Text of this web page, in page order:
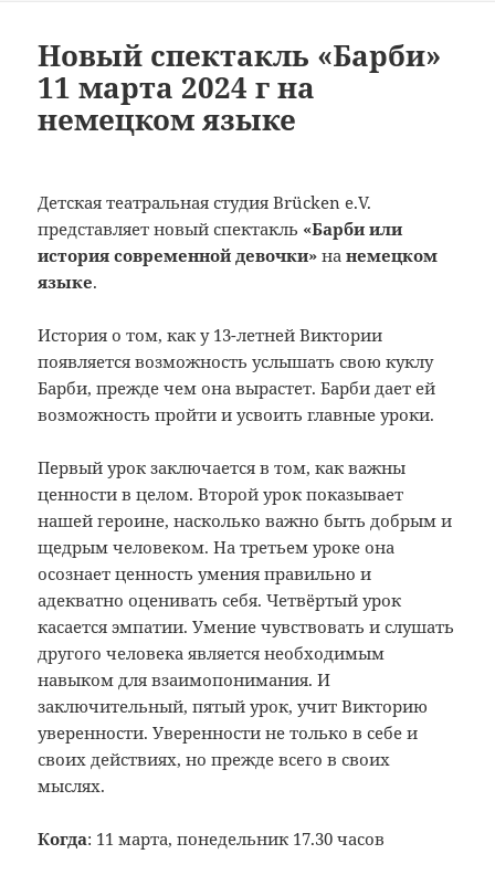
Новый спектакль «Барби»
11 марта 2024 г на
немецком языке
Детская театральная студия Brücken e.V.
представляет новый спектакль «Барби или
история современной девочки» нанемецком
языке.
История о том, как у 13-летней Виктории
появляется возможность услышать свою куклу
Барби, прежде чем она вырастет. Барби дает ей
возможность пройти и усвоить главные уроки.
Первый урок заключается в том, как важны
ценности в целом. Второй урок показывает
нашей героине, насколько важно быть добрым и
щедрым человеком. На третьем уроке она
осознает ценность умения правильно и
адекватно оценивать себя. Четвёртый урок
касается эмпатии. Умение чувствовать и слушать
другого человека является необходимым
навыком для взаимопонимания. И
заключительный, пятый урок, учит Викторию
уверенности. Уверенности не только в себе и
своих действиях, но прежде всего в своих
мыслях.
Когда: 11 марта, понедельник 17.30 часов